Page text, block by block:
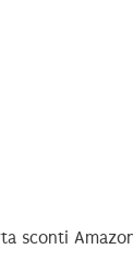
sconti